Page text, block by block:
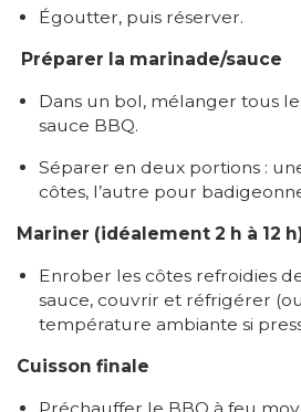
Égoutter, puis réserver.
Préparer la marinade/sauce
Dans un bol, mélanger tous
sauce BBQ.
Séparer en deux portions :
côtes, l’autre pour
Mariner (idéalement 2 h à 12
Enrober les côtes refroidies
sauce, couvrir et réfrigérer
température ambiante si
Cuisson finale